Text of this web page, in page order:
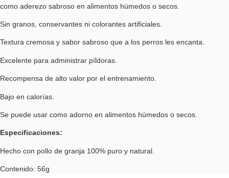
como aderezo sabroso en alimentos húmedos o secos.
Sin granos, conservantes ni colorantes artificiales.
Textura cremosa y sabor sabroso que a los perros les encanta.
Excelente para administrar píldoras.
Recompensa de alto valor por el entrenamiento.
Bajo en calorías.
Se puede usar como adorno en alimentos húmedos o secos.
Especificaciones:
Hecho con pollo de granja 100% puro y natural.
Contenido: 56g